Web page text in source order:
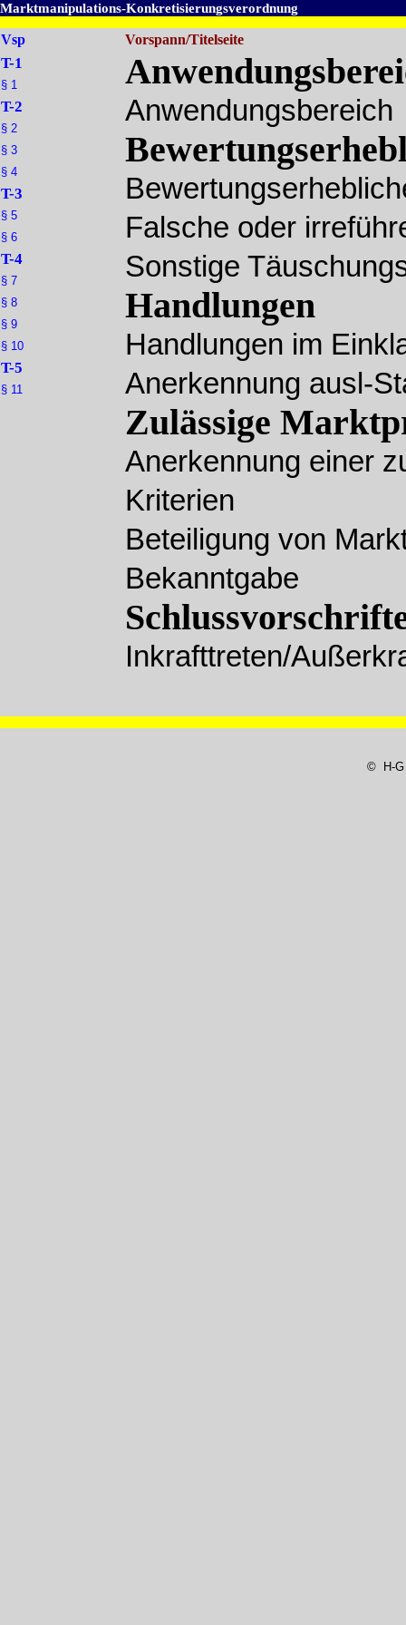
Marktmanipulations-Konkretisierungsverordnung
Vsp Vorspann/Titelseite
T-1
§ 1
T-2
§ 2
§ 3
§ 4
T-3
§ 5
§ 6
T-4
§ 7
§ 8
§ 9
§ 10
T-5
§ 11
Anwendungsbereich
Falsche oder
Sonstige
Handlungen
Handlungen im
Anerkennung ausl-
Zulässige
Anerkennung einer
Kriterien
Beteiligung von
Bekanntgabe
Inkrafttreten/
© H-G